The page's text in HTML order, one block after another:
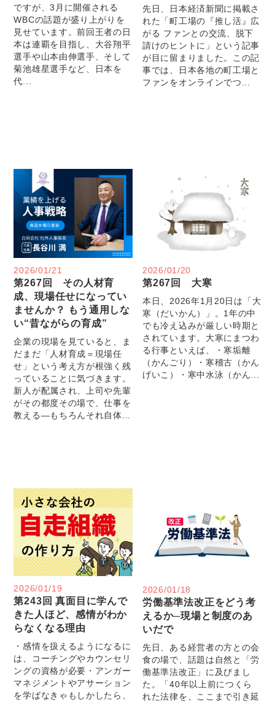
ですが、3月に開催される
WBCの話題が盛り上がりを
見せています。前回王者の日
本は連覇を目指し、大谷翔平
選手や山本由伸選手、そして
菊池雄星選手など、日本を
代...
先日、日本経済新聞に掲載さ
れた「町工場の『推し活』広
がる ファンとの交流、脱下
請けのヒントに」という記事
が目に留まりました。この記
事では、日本各地の町工場と
ファンをオンラインでつ...
2026/01/21
第267回 その人材育
成、現場任せになってい
ませんか？ もう通用しな
い“昔ながらの育成”
企業の現場を見ていると、ま
だまだ「人材育成＝現場任
せ」という考え方が根強く残
っていることに気づきます。
新人が配属され、上司や先輩
がその都度その場で、仕事を
教える―もちろんそれ自体...
2026/01/20
第267回 大寒
本日、2026年1月20日は「大
寒（だいかん）」。1年の中
でも冷え込みが厳しい時期と
されています。大寒にまつわ
る行事といえば、・寒垢離
（かんごり）・寒稽古（かん
げいこ）・寒中水泳（かん...
2026/01/19
第243回 真面目に学んで
きた人ほど、感情がわか
らなくなる理由
・感情を扱えるようになるに
は、コーチングやカウンセリ
ングの資格が必要・アンガー
マネジメントやアサーション
を学ばなきゃもしかしたら、
2026/01/18
労働基準法改正をどう考
えるか─現場と制度のあ
いだで
先日、ある経営者の方との会
食の場で、話題は自然と「労
働基準法改正」に及びまし
た。「40年以上前につくら
れた法律を、ここまで引き延